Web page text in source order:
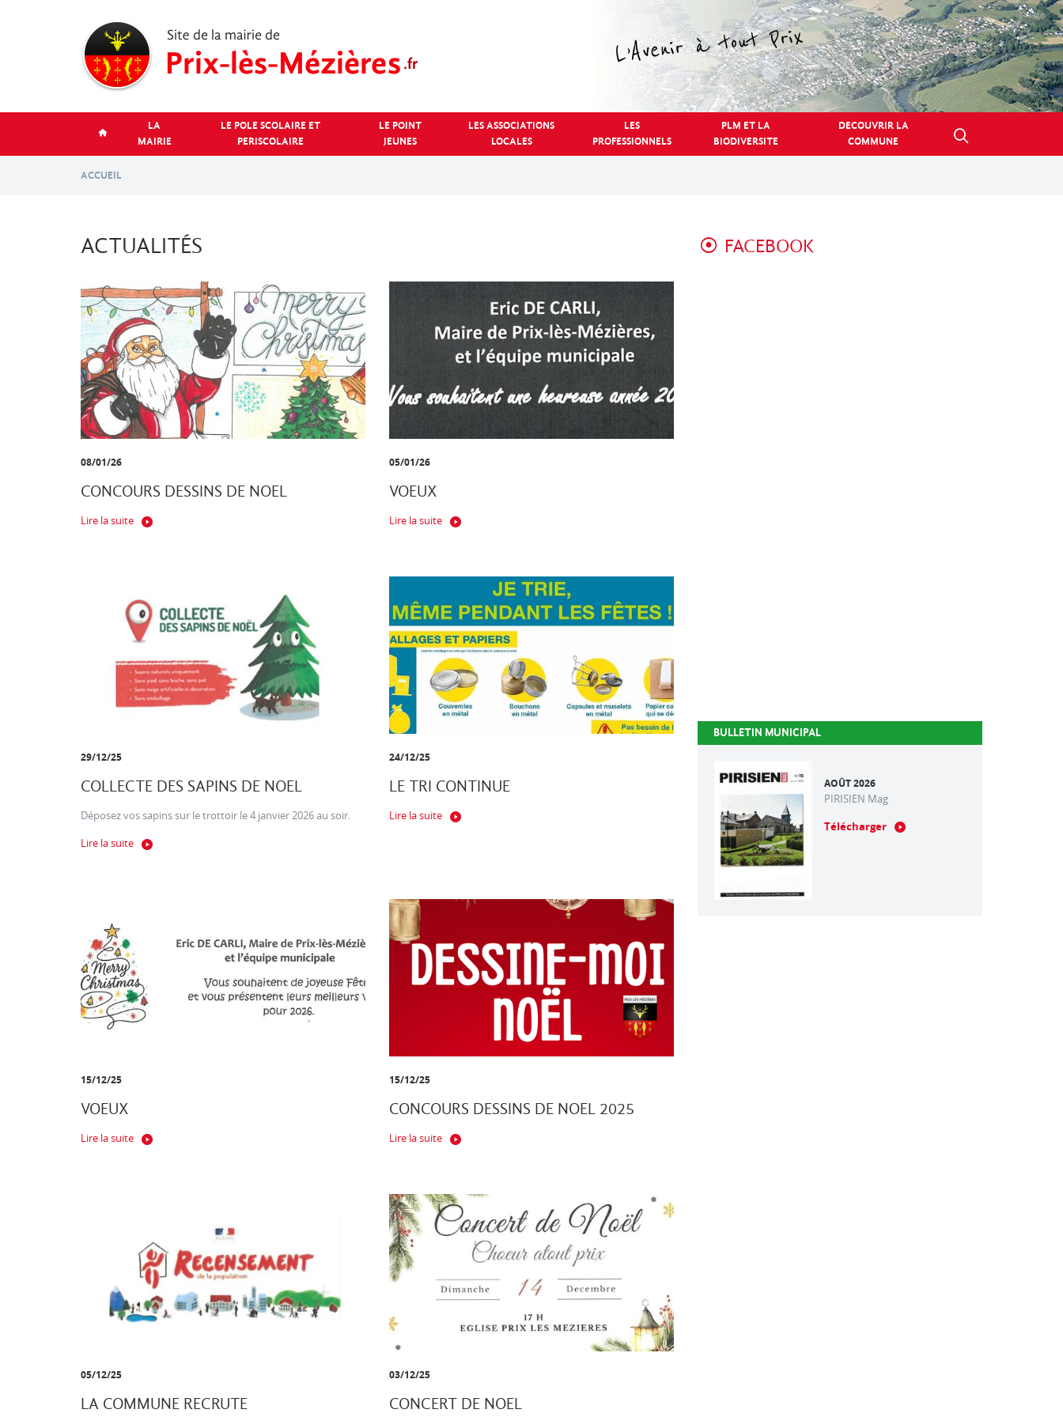
LA
MAIRIE
LE POLE SCOLAIRE ET
PERISCOLAIRE
LE POINT
JEUNES
LES ASSOCIATIONS
LOCALES
LES
PROFESSIONNELS
PLM ET LA
BIODIVERSITE
DECOUVRIR LA
COMMUNE
ACCUEIL
ACTUALITÉS
08/01/26
CONCOURS DESSINS DE NOEL
Lire la suite
05/01/26
VOEUX
Lire la suite
29/12/25
COLLECTE DES SAPINS DE NOEL
Déposez vos sapins sur le trottoir le 4 janvier 2026 au soir.
Lire la suite
24/12/25
LE TRI CONTINUE
Lire la suite
15/12/25
VOEUX
Lire la suite
15/12/25
CONCOURS DESSINS DE NOEL 2025
Lire la suite
05/12/25
LA COMMUNE RECRUTE
03/12/25
CONCERT DE NOEL
FACEBOOK
BULLETIN MUNICIPAL
AOÛT 2026
PIRISIEN Mag
Télécharger